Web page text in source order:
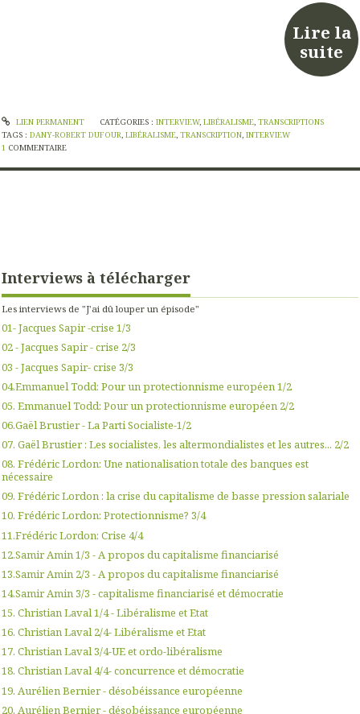
Lire la
suite
LIEN PERMANENT CATÉGORIES : INTERVIEW, LIBÉRALISME, TRANSCRIPTIONS
TAGS : DANY-ROBERT DUFOUR LIBÉRALISME TRANSCRIPTION INTERVIEW
1 COMMENTAIRE
Interviews à télécharger
Les interviews de "J'ai dû louper un épisode"
01- Jacques Sapir -crise 1/3
02 - Jacques Sapir - crise 2/3
03 - Jacques Sapir- crise 3/3
04.Emmanuel Todd: Pour un protectionnisme européen 1/2
05. Emmanuel Todd: Pour un protectionnisme européen 2/2
06.Gaël Brustier - La Parti Socialiste-1/2
07. Gaël Brustier : Les socialistes, les altermondialistes et les autres... 2/2
08. Frédéric Lordon: Une nationalisation totale des banques est
nécessaire
09. Frédéric Lordon : la crise du capitalisme de basse pression salariale
10. Frédéric Lordon: Protectionnisme? 3/4
11.Frédéric Lordon: Crise 4/4
12.Samir Amin 1/3 - A propos du capitalisme financiarisé
13.Samir Amin 2/3 - A propos du capitalisme financiarisé
14.Samir Amin 3/3 - capitalisme financiarisé et démocratie
15. Christian Laval 1/4 - Libéralisme et Etat
16. Christian Laval 2/4- Libéralisme et Etat
17. Christian Laval 3/4-UE et ordo-libéralisme
18. Christian Laval 4/4- concurrence et démocratie
19. Aurélien Bernier - désobéissance européenne
20. Aurélien Bernier - désobéissance européenne